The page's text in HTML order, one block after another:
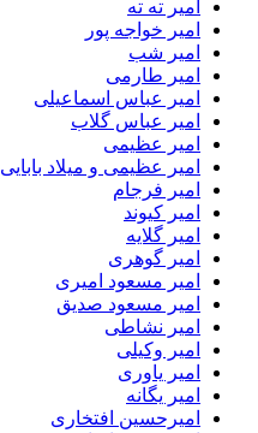
امیر ته ته
امیر خواجه پور
امیر شب
امیر طارمی
امیر عباس اسماعیلی
امیر عباس گلاب
امیر عظیمی
امیر عظیمی و میلاد بابایی
امیر فرجام
امیر کیوند
امیر گلایه
امیر گوهری
امیر مسعود امیری
امیر مسعود صدیق
امیر نشاطی
امیر وکیلی
امیر یاوری
امیر یگانه
امیرحسین افتخاری